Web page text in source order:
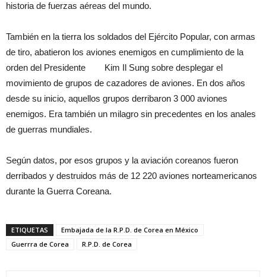
historia de fuerzas aéreas del mundo.
También en la tierra los soldados del Ejército Popular, con armas
de tiro, abatieron los aviones enemigos en cumplimiento de la
orden del Presidente Kim Il Sung sobre desplegar el
movimiento de grupos de cazadores de aviones. En dos años
desde su inicio, aquellos grupos derribaron 3 000 aviones
enemigos. Era también un milagro sin precedentes en los anales
de guerras mundiales.
Según datos, por esos grupos y la aviación coreanos fueron
derribados y destruidos más de 12 220 aviones norteamericanos
durante la Guerra Coreana.
ETIQUETAS
Embajada de la R.P.D. de Corea en México
Guerrra de Corea
R.P.D. de Corea